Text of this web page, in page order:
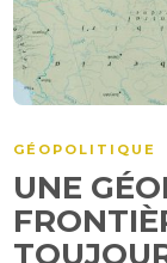
GÉOPOLITIQUE
UNE